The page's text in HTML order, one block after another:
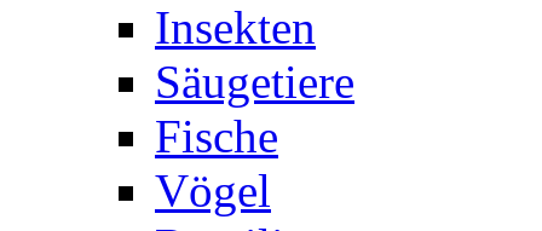
Insekten
Säugetiere
Fische
Vögel